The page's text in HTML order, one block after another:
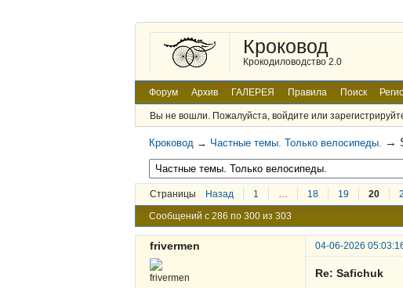
Кроковод
Крокодиловодство 2.0
Форум Архив ГАЛЕРЕЯ Правила Поиск
Вы не вошли. Пожалуйста, войдите или
Кроковод → Частные темы. Только велосипеды. →
Страницы Назад 1 … 18 19 20
Сообщений с 286 по 300 из 303
frivermen 04-06-2026
Re: Safichuk